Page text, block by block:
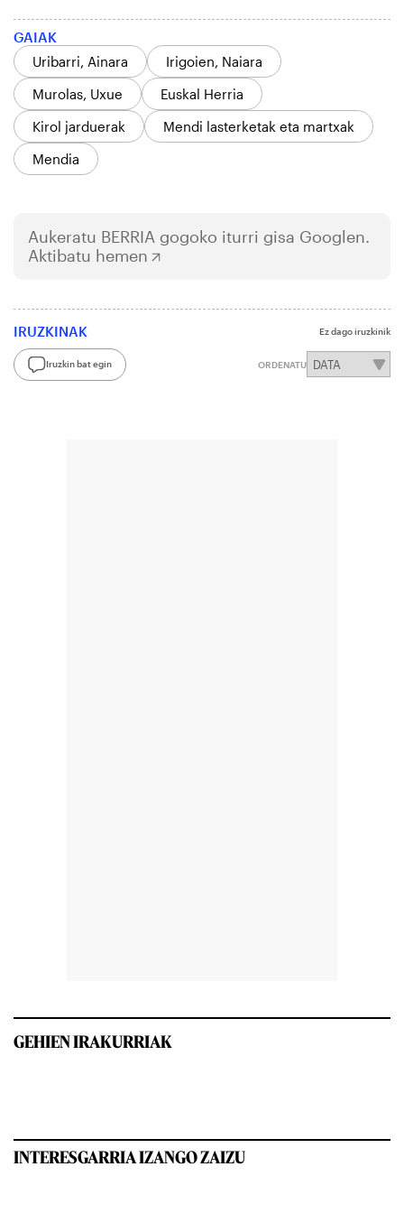
GAIAK
Uribarri, Ainara
Irigoien, Naiara
Murolas, Uxue
Euskal Herria
Kirol jarduerak
Mendi lasterketak eta martxak
Mendia
Aukeratu BERRIA gogoko iturri gisa Googlen.
Aktibatu hemen
IRUZKINAK Ez dago iruzkinik
Iruzkin bat egin ORDENATU
GEHIEN IRAKURRIAK
INTERESGARRIA IZANGO ZAIZU